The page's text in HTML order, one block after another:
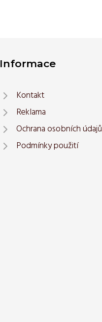
Informace
Kontakt
Reklama
Ochrana osobních údajů
Podmínky použití